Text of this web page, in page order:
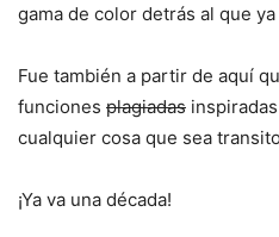
gama de color detrás al que
Fue también a partir de aquí
funciones plagiadas
cualquier cosa que sea
¡Ya va una década!